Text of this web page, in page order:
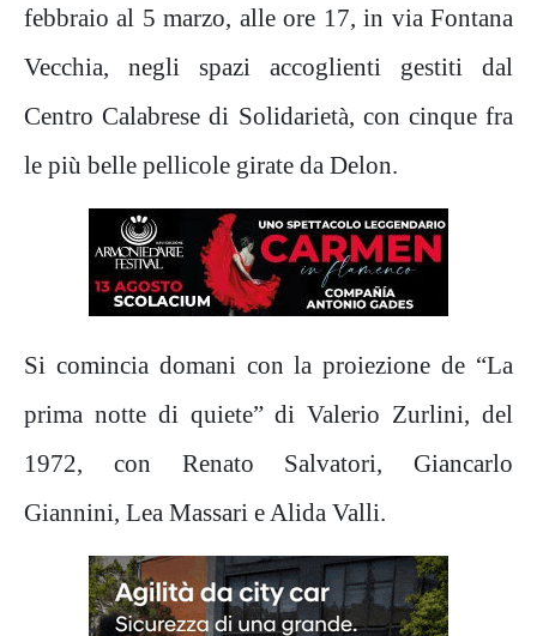
febbraio al 5 marzo, alle ore 17, in via Fontana
Vecchia, negli spazi accoglienti gestiti dal
Centro Calabrese di Solidarietà, con cinque fra
le più belle pellicole girate da Delon.
Si comincia domani con la proiezione de “La
prima notte di quiete” di Valerio Zurlini, del
1972, con Renato Salvatori, Giancarlo
Giannini, Lea Massari e Alida Valli.